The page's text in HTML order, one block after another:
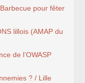
pour fêter
lillois (AMAP du
de l’OWASP
? / Lille